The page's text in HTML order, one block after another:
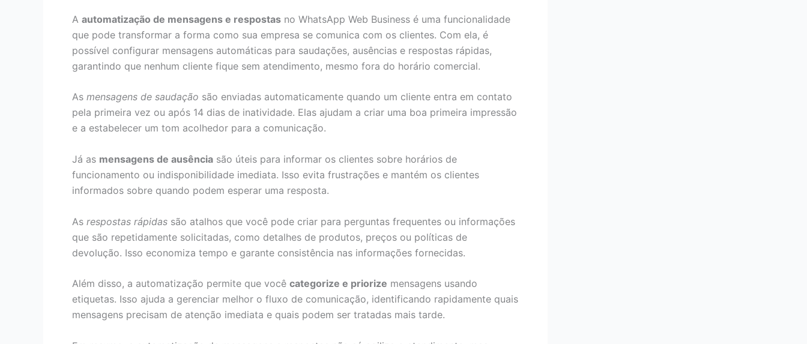
A automatização de mensagens e respostas no WhatsApp Web Business é uma funcionalidade
que pode transformar a forma como sua empresa se comunica com os clientes. Com ela, é
possível configurar mensagens automáticas para saudações, ausências e respostas rápidas,
garantindo que nenhum cliente fique sem atendimento, mesmo fora do horário comercial.
As mensagens de saudação são enviadas automaticamente quando um cliente entra em contato
pela primeira vez ou após 14 dias de inatividade. Elas ajudam a criar uma boa primeira impressão
e a estabelecer um tom acolhedor para a comunicação.
Já as mensagens de ausência são úteis para informar os clientes sobre horários de
funcionamento ou indisponibilidade imediata. Isso evita frustrações e mantém os clientes
informados sobre quando podem esperar uma resposta.
As respostas rápidas são atalhos que você pode criar para perguntas frequentes ou informações
que são repetidamente solicitadas, como detalhes de produtos, preços ou políticas de
devolução. Isso economiza tempo e garante consistência nas informações fornecidas.
Além disso, a automatização permite que você categorize e priorize mensagens usando
etiquetas. Isso ajuda a gerenciar melhor o fluxo de comunicação, identificando rapidamente quais
mensagens precisam de atenção imediata e quais podem ser tratadas mais tarde.